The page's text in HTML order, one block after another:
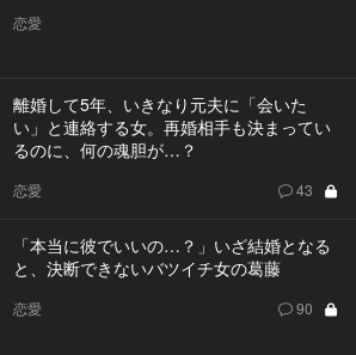
恋愛
離婚して5年、いきなり元夫に「会いた
い」と連絡する女。再婚相手も決まってい
るのに、何の魂胆が…？
恋愛 43
「本当に彼でいいの…？」いざ結婚となる
と、決断できないバツイチ女の葛藤
恋愛 90